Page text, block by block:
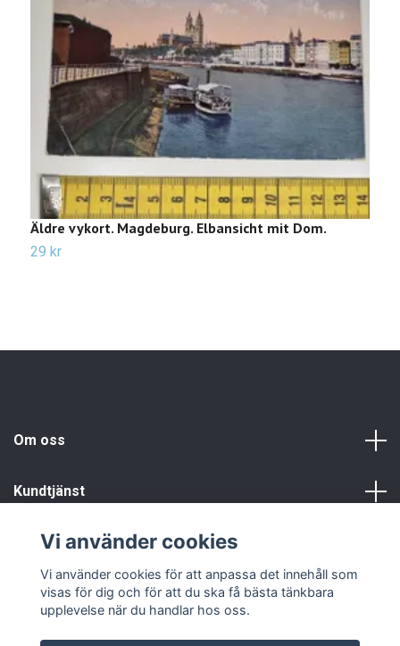
Äldre vykort. Magdeburg. Elbansicht mit Dom.
29 kr
Om oss
Kundtjänst
Vi använder cookies
Vi använder cookies för att anpassa det innehåll som
visas för dig och för att du ska få bästa tänkbara
upplevelse när du handlar hos oss.